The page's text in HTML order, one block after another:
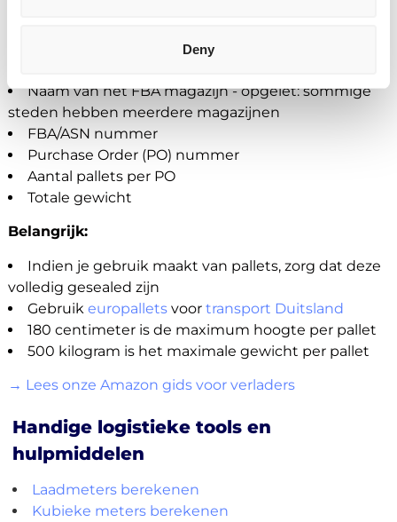
Deny
Naam van het FBA magazijn - opgelet: sommige
steden hebben meerdere magazijnen
FBA/ASN nummer
Purchase Order (PO) nummer
Aantal pallets per PO
Totale gewicht
Belangrijk:
Indien je gebruik maakt van pallets, zorg dat deze
volledig gesealed zijn
Gebruik europalletsvoor transport Duitsland
180 centimeter is de maximum hoogte per pallet
500 kilogram is het maximale gewicht per pallet
→ Lees onze Amazon gids voor verladers
Handige logistieke tools en
hulpmiddelen
Laadmeters berekenen
Kubieke meters berekenen